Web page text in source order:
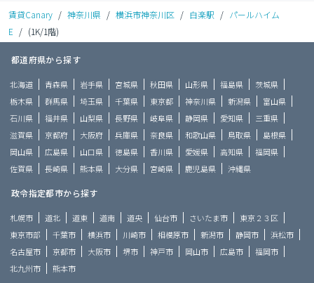
賃貸Canary / 神奈川県 / 横浜市神奈川区 / 白楽駅 / パールハイム
E / (1K/1階)
都道府県から探す
北海道 青森県 岩手県 宮城県 秋田県 山形県 福島県
茨城県
栃木県
群馬県 埼玉県 千葉県 東京都 神奈川県 新潟県
富山県
石川県
福井県 山梨県 長野県 岐阜県 静岡県 愛知県
三重県
滋賀県
京都府 大阪府 兵庫県 奈良県 和歌山県 鳥取県
島根県
岡山県
広島県 山口県 徳島県 香川県 愛媛県 高知県
福岡県
佐賀県
長崎県 熊本県 大分県 宮崎県 鹿児島県 沖縄県
政令指定都市から探す
札幌市 道北 道東 道南 道央 仙台市 さいたま市
東京２３区
東京市部
千葉市 横浜市 川崎市 相模原市 新潟市 静岡市
浜松市
名古屋市
京都市 大阪市 堺市 神戸市 岡山市 広島市
福岡市
北九州市
熊本市